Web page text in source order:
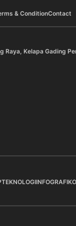
& ConditionContact
Raya, Kelapa Gading
TEKNOLOGIINFOGRAFIK